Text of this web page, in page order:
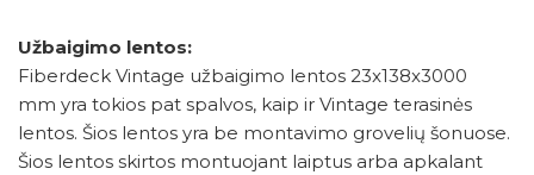
Užbaigimo lentos:
Fiberdeck Vintage užbaigimo lentos 23x138x3000
mm yra tokios pat spalvos, kaip ir Vintage terasinės
lentos. Šios lentos yra be montavimo grovelių šonuose.
Šios lentos skirtos montuojant laiptus arba apkalant